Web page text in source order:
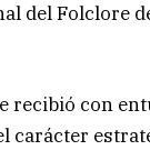
del Folclore
recibió con
carácter